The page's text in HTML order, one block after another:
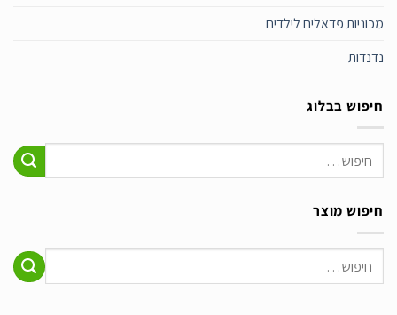
מכוניות פדאלים לילדים
נדנדות
חיפוש בבלוג
חיפוש מוצר